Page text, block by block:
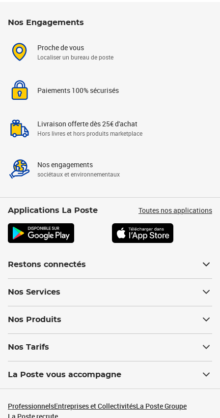
Nos Engagements
Proche de vous
Localiser un bureau de poste
Paiements 100% sécurisés
Livraison offerte dès 25€ d'achat
Hors livres et hors produits marketplace
Nos engagements
sociétaux et environnementaux
Applications La Poste Toutes nos applications
Restons connectés
Nos Services
Nos Produits
Nos Tarifs
La Poste vous accompagne
ProfessionnelsEntreprises et CollectivitésLa Poste Groupe